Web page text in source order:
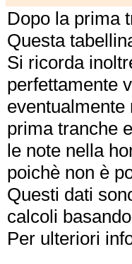
Dopo la prima
Questa
Si ricorda
perfettamente
eventualmente
prima tranche
le note nella
poichè non è
Questi dati
calcoli
Per ulteriori